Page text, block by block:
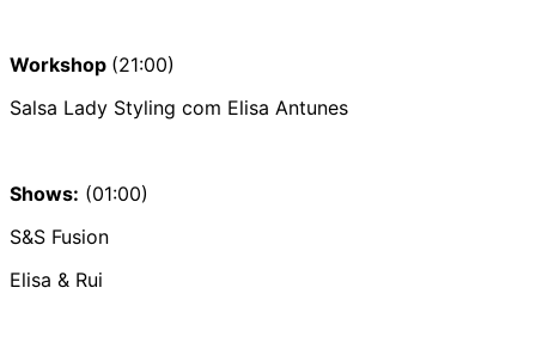
Workshop (21:00)
Salsa Lady Styling com Elisa Antunes
Shows: (01:00)
S&S Fusion
Elisa & Rui